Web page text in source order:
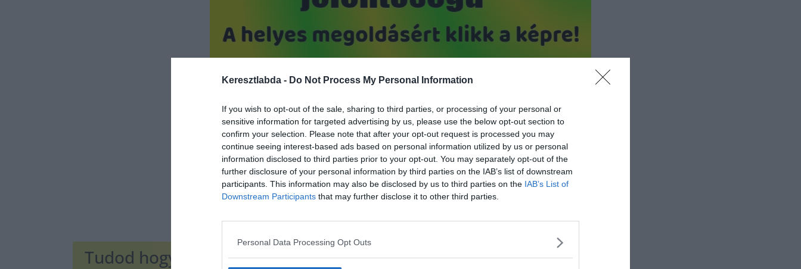
Keresztlabda - Do Not Process My Personal Information
If you wish to opt-out of the sale, sharing to third parties, or processing of your personal or
sensitive information for targeted advertising by us, please use the below opt-out section to
confirm your selection. Please note that after your opt-out request is processed you may
continue seeing interest-based ads based on personal information utilized by us or personal
information disclosed to third parties prior to your opt-out. You may separately opt-out of the
further disclosure of your personal information by third parties on the IAB’s list of downstream
participants. This information may also be disclosed by us to third parties on the IAB’s List of
Downstream Participants that may further disclose it to other third parties.
Personal Data Processing Opt Outs
Tudod hogyan írjuk helyesen?